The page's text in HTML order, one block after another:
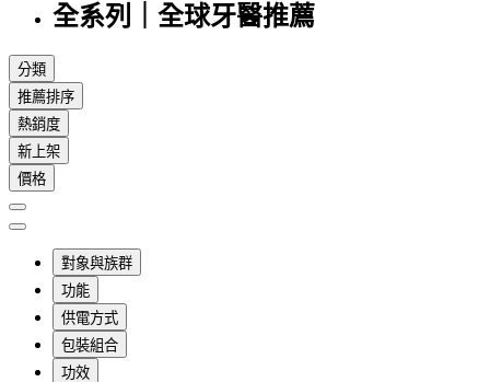
全系列｜全球牙醫推薦
分類
推薦排序
熱銷度
新上架
價格
對象與族群
功能
供電方式
包裝組合
功效